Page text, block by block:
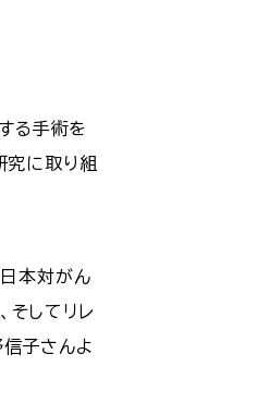
る手術を
究に取り組
本対がん
そしてリレ
子さんよ